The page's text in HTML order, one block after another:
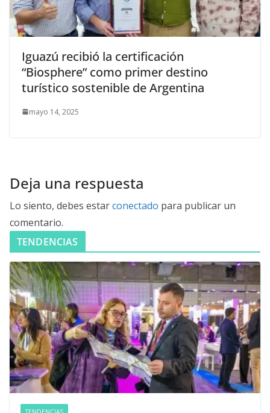
Iguazú recibió la certificación
“Biosphere” como primer destino
turístico sostenible de Argentina
mayo 14, 2025
Deja una respuesta
Lo siento, debes estarconectado para publicar un
comentario.
TENDENCIAS